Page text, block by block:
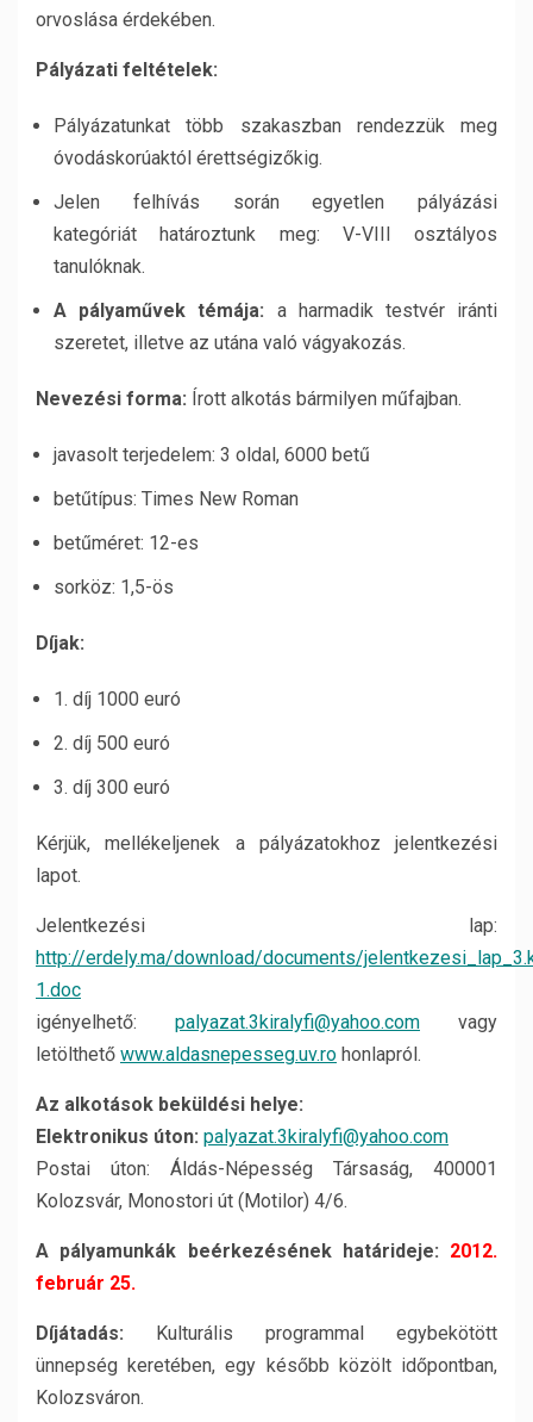
orvoslása érdekében.
Pályázati feltételek:
Pályázatunkat több szakaszban rendezzük meg
óvodáskorúaktól érettségizőkig.
Jelen felhívás során egyetlen pályázási
kategóriát határoztunk meg: V-VIII osztályos
tanulóknak.
A pályaművek témája: a harmadik testvér iránti
szeretet, illetve az utána való vágyakozás.
Nevezési forma: Írott alkotás bármilyen műfajban.
javasolt terjedelem: 3 oldal, 6000 betű
betűtípus: Times New Roman
betűméret: 12-es
sorköz: 1,5-ös
Díjak:
1. díj 1000 euró
2. díj 500 euró
3. díj 300 euró
Kérjük, mellékeljenek a pályázatokhoz jelentkezési
lapot.
Jelentkezési lap:
http://erdely.ma/download/documents/
1.doc
igényelhető: palyazat.3kiralyfi@yahoo.com vagy
letölthető www.aldasnepesseg.uv.ro honlapról.
Az alkotások beküldési helye:
Elektronikus úton: palyazat.3kiralyfi@yahoo.com
Postai úton: Áldás-Népesség Társaság, 400001
Kolozsvár, Monostori út (Motilor) 4/6.
A pályamunkák beérkezésének határideje: 2012.
február 25.
Díjátadás: Kulturális programmal egybekötött
ünnepség keretében, egy később közölt időpontban,
Kolozsváron.